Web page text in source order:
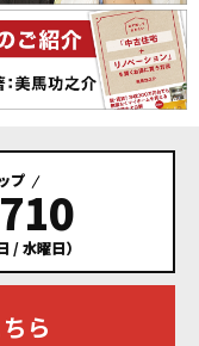
プ
/ 水曜日）
ら